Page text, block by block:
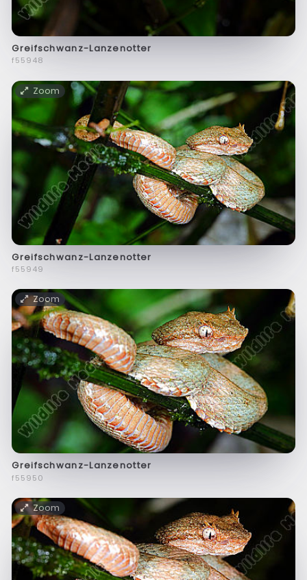
Greifschwanz-Lanzenotter
f55948
Zoom
Greifschwanz-Lanzenotter
f55949
Zoom
Greifschwanz-Lanzenotter
f55950
Zoom